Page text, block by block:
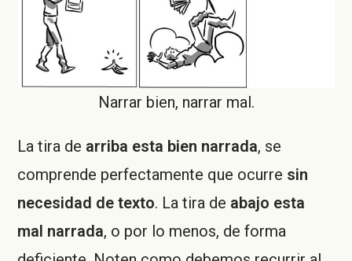
Narrar bien, narrar mal.
La tira de arriba esta bien narrada, se
comprende perfectamente que ocurre sin
necesidad de texto. La tira de abajo esta
mal narrada, o por lo menos, de forma